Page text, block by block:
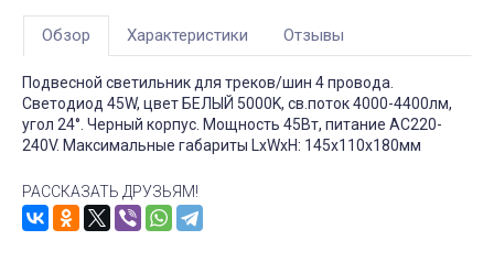
Обзор Характеристики Отзывы
Подвесной светильник для треков/шин 4 провода.
Светодиод 45W, цвет БЕЛЫЙ 5000K, св.поток 4000-4400лм,
угол 24°. Черный корпус. Мощность 45Вт, питание AC220-
240V. Максимальные габариты LxWxH: 145x110x180мм
РАССКАЗАТЬ ДРУЗЬЯМ!